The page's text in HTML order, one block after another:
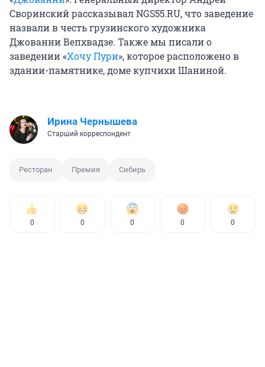
Своринский рассказывал NGS55.RU, что заведение
назвали в честь грузинского художника
Джованни Вепхвадзе. Также мы писали о
заведении «Хочу Пури», которое расположено в
здании-памятнике, доме купчихи Шаниной.
Ирина Чернышева
Старший корреспондент
Ресторан Премия Сибирь
0 0 0 0 0